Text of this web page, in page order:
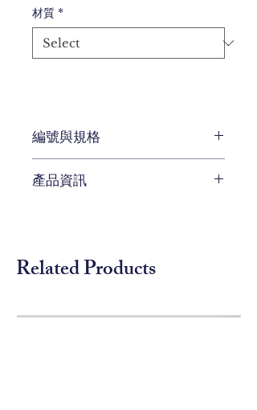
材質 *
編號與規格
編號 L581-1052
產品資訊
Related Products